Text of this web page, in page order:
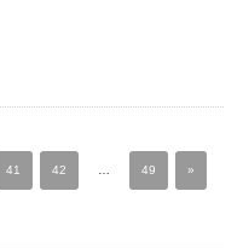
41 42 49 »